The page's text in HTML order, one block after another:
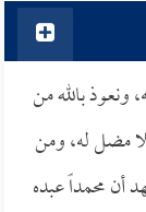
ونعوذ بالله من
مضل له، ومن
أن محمداً عبده